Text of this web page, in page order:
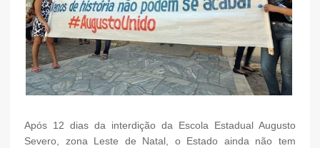
Após 12 dias da interdição da Escola Estadual Augusto
Severo, zona Leste de Natal, o Estado ainda não tem